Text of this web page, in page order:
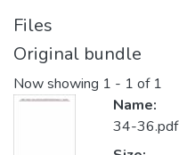
Files
Original bundle
Now showing 1 - 1 of 1
Name:
34-36.pdf